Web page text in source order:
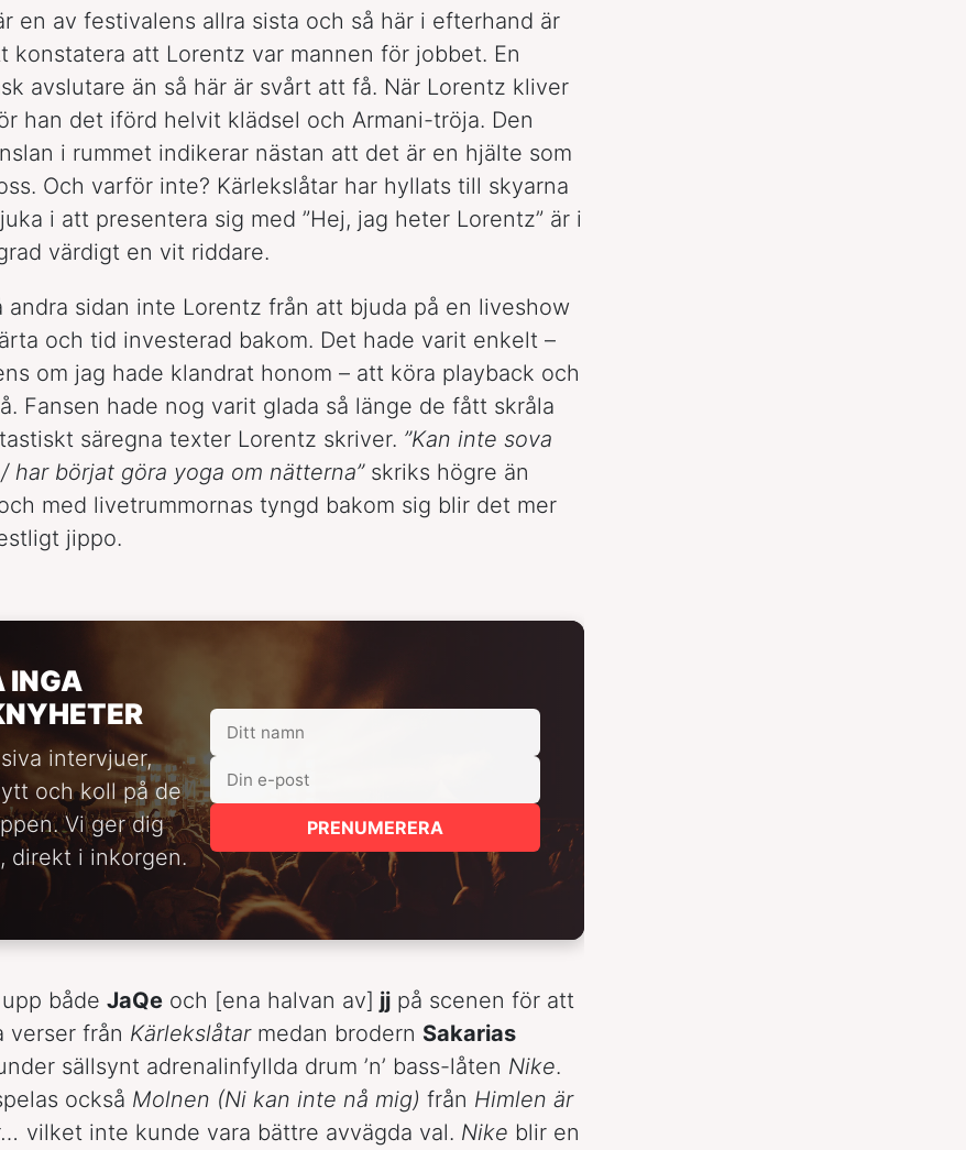
en av festivalens allra sista och så här i efterhand är
konstatera att Lorentz var mannen för jobbet. En
avslutare än så här är svårt att få. När Lorentz kliver
han det iförd helvit klädsel och Armani-tröja. Den
i rummet indikerar nästan att det är en hjälte som
Och varför inte? Kärlekslåtar har hyllats till skyarna
i att presentera sig med ”Hej, jag heter Lorentz” är i
värdigt en vit riddare.
andra sidan inte Lorentz från att bjuda på en liveshow
och tid investerad bakom. Det hade varit enkelt –
om jag hade klandrat honom – att köra playback och
Fansen hade nog varit glada så länge de fått skråla
säregna texter Lorentz skriver. ”Kan inte sova
har börjat göra yoga om nätterna”skriks högre än
med livetrummornas tyngd bakom sig blir det mer
jippo.
INGA
intervjuer,
och koll på de
Vi ger dig
direkt i inkorgen.
PRENUMERERA
både JaQe och [ena halvan av] jj på scenen för att
verser från Kärlekslåtarmedan brodern Sakarias
sällsynt adrenalinfyllda drum ’n’ bass-låten Nike.
också Molnen (Ni kan inte nå mig) från Himlen är
vilket inte kunde vara bättre avvägda val. Nike blir en